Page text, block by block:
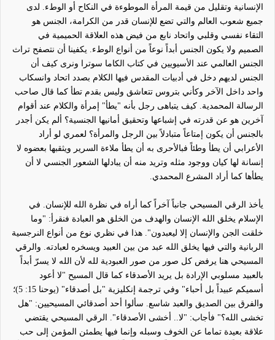
الإنسانية وتقليل من قيمة المرأة الموطوءة في النكاح أو الوطء. لدى
جميع شعوب العالم والتي تضع للإنسان قدر من الكرامة، الجنس هو
التقاء نفسي وقلبي واتحاد نابع من فيض هذه العلاقة الحميمية في
الصميم ولا يكون الجنس أبداً نوعاً من أنواع الوطء. يكفينا أن نتصفح تراث
الجنس العالمي عند الأسيويين في كتاب الكاما سوترا ونرى كيف أن
الجنس لديهم دخل في أدبيات المقدس فيها الكلام بصدد اتحاد وانسكاب
واحد داخل الآخر وكأني بتروس تتعاشق وليس بقدم تطأ كما قال صاحب
الرسالة المحمدية. كيف يتباهى رجل بأنه "يطأ" إمرأة والكلام عند أقوام
آخرين هو عن قدرته في إشباعها وتحقيق أمانيها الجنسية؟ ألم يكن أجدر
بالجنس أن يكون إمتاعاً متبادلاًبين الرجل والمرأة؟ لعمري لو أراد
الأعرابي أن يطأ وطئاً فبالأحرى به أن يطأ ملاءة السرير ويثقبها بعضوه لا
إنسانة لها كيان ووجود مثله وتريد منه أن يبادلها الشعور الجنسي لا أن
يطأها كما أراد المشرع المحمدي.
يأخذ الرقي المسيحي جانباً آخراً كما أراه في نظرة الله للإنسان. في
الإسلام يخلق الله الإنسان والهدف من الخلق هو العبادة فنقرأ: "وما
خلقت الجن والإنسان إلا ليعبدون". هذا في نظري نوع من أنواع النرجسية
الربانية والتي فيها يخلق الله عبد من بين العبيد ويسخره لعبادته. والرقي
المسيحي هنا يرفض كل صور من صور العبودية لله لأن الله لا يسرّ أبداً
بالعبيد مسلوبي الإرادة بل يريد الأصدقاء كما قال المسيح "لا أعود
أسميكم عبيداً بل أحباء" وفي ترجمة إنكليزية "بل أصدقاء" (يوحنا 15: 5)؛
والفرق بين الصديق والعبد شاسع. سألوا أحد أصدقائي المسيحيين: "هل
تخشى الله؟" فأجاب: "لا.. أخشى الأصدقاء". الرقي المسيحي يقتضي
علاقة بعيدة تماما عن الخوف وسبله وإنما فيها يطمئن المؤمن إلى حب